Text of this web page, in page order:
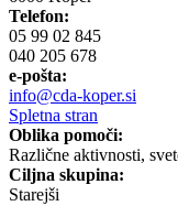
Telefon:
05 99 02 845
040 205 678
e-pošta:
info@cda-koper.si
Spletna stran
Oblika pomoči:
Različne aktivnosti,
Ciljna skupina:
Starejši